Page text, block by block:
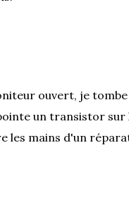
ouvert, je
un transistor
les mains d'un